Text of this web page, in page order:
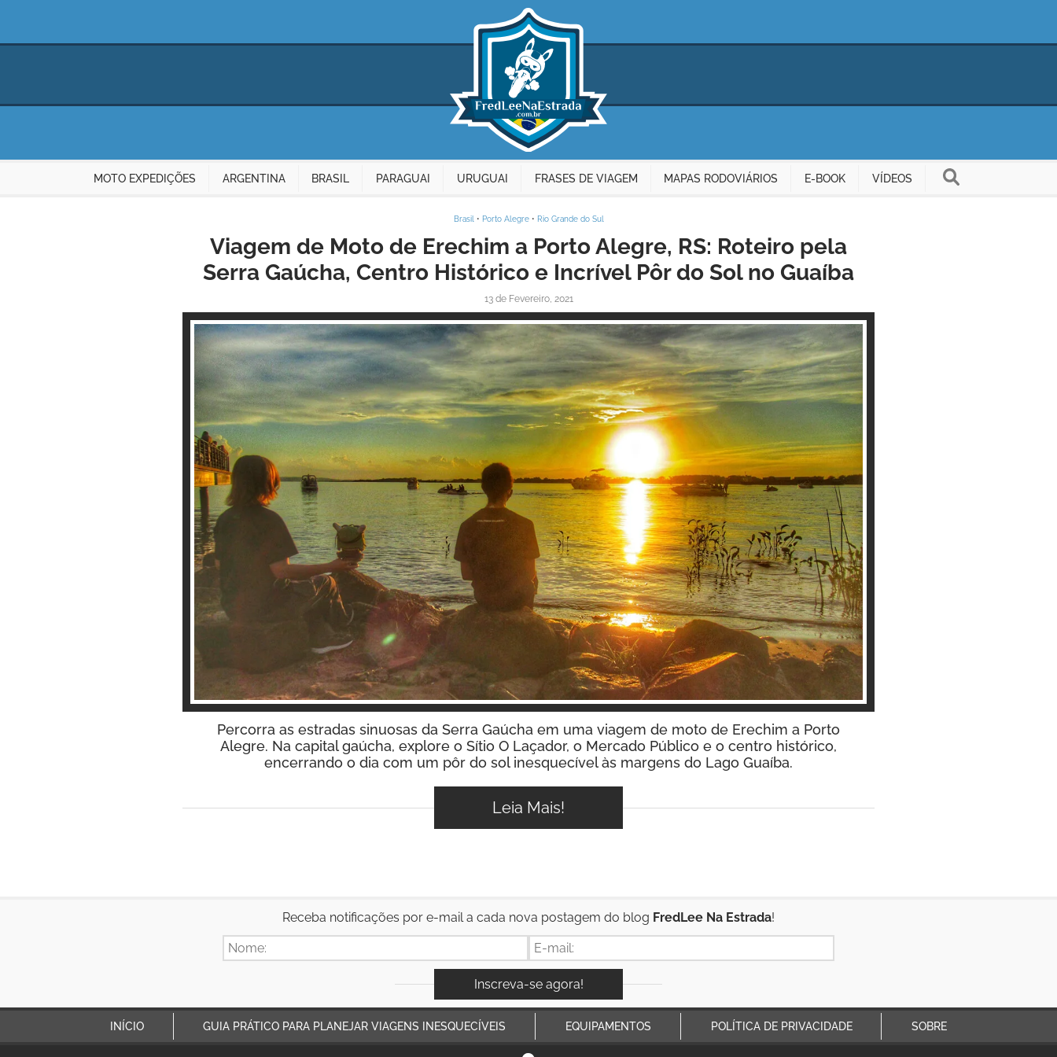
MOTO EXPEDIÇÕES ARGENTINA BRASIL PARAGUAI URUGUAI FRASES DE VIAGEM MAPAS RODOVIÁRIOS E-BOOK VÍDEOS
Brasil • Porto Alegre• Rio Grande do Sul
Viagem de Moto de Erechim a Porto Alegre, RS: Roteiro pela
Serra Gaúcha, Centro Histórico e Incrível Pôr do Sol no Guaíba
13 de Fevereiro, 2021
Inspire-se!
Percorra as estradas sinuosas da Serra Gaúcha em uma viagem de moto de Erechim a Porto
Alegre. Na capital gaúcha, explore o Sítio O Laçador, o Mercado Público e o centro histórico,
encerrando o dia com um pôr do sol inesquecível às margens do Lago Guaíba.
Leia Mais!
Receba notificações por e-mail a cada nova postagem do blog FredLee Na Estrada!
INÍCIO GUIA PRÁTICO PARA PLANEJAR VIAGENS INESQUECÍVEIS EQUIPAMENTOS POLÍTICA DE PRIVACIDADE SOBRE